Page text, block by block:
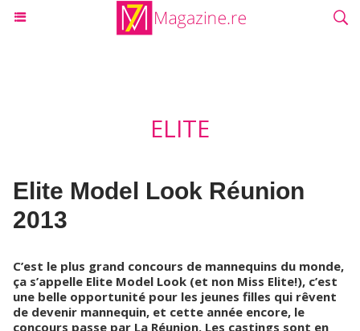
ELITE
Elite Model Look Réunion
2013
C’est le plus grand concours de mannequins du monde,
ça s’appelle Elite Model Look (et non Miss Elite!), c’est
une belle opportunité pour les jeunes filles qui rêvent
de devenir mannequin, et cette année encore, le
concours passe par La Réunion. Les castings sont en